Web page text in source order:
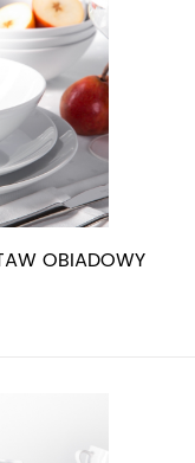
OBIADOWY